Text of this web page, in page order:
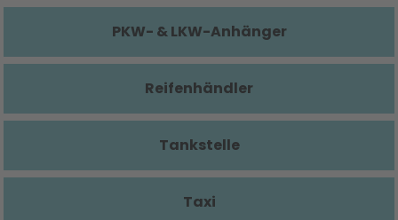
PKW- & LKW-Anhänger
Reifenhändler
Tankstelle
Taxi